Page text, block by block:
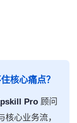
核心痛点？
Pro 顾问
心业务流，